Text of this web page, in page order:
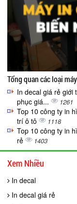
Tổng quan các loại
In decal giá rẻ giới
phục giá...
1261
Top 10 công ty in
trí ô tô
1118
Top 10 công ty in
rẻ
1403
Xem Nhiều
In decal
In decal giá rẻ